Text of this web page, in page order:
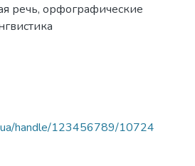
речь, орфографические
handle/123456789/10724